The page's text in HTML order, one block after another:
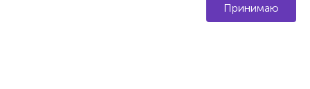
Корзина Войти
Принимаю